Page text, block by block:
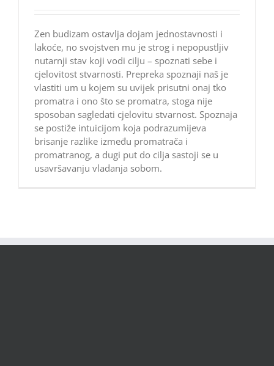
Zen budizam ostavlja dojam jednostavnosti i
lakoće, no svojstven mu je strog i nepopustljiv
nutarnji stav koji vodi cilju – spoznati sebe i
cjelovitost stvarnosti. Prepreka spoznaji naš je
vlastiti um u kojem su uvijek prisutni onaj tko
promatra i ono što se promatra, stoga nije
sposoban sagledati cjelovitu stvarnost. Spoznaja
se postiže intuicijom koja podrazumijeva
brisanje razlike između promatrača i
promatranog, a dugi put do cilja sastoji se u
usavršavanju vladanja sobom.